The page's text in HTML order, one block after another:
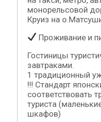
монорельсовой
Круиз на
Проживание и
Гостиницы
завтраками.
1 традиционный
!!! Стандарт
соответствовать
туриста
шкафов)